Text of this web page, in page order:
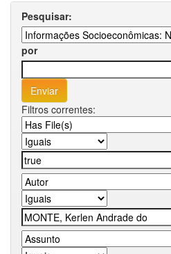
Pesquisar:
por
Filtros correntes: